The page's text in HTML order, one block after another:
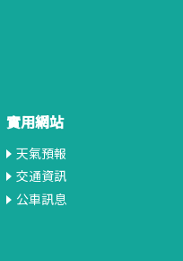
實用網站
天氣預報
交通資訊
公車訊息